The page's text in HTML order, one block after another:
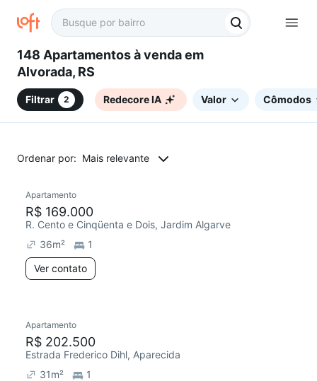
148 Apartamentos à venda em
Alvorada, RS
Filtrar 2 Redecore IA Valor Cômodos
Ordenar por: Mais relevante
Redecorar
Apartamento
R$ 169.000
R. Cento e Cinqüenta e Dois, Jardim Algarve
36m²
1
Ver contato
Apartamento
R$ 202.500
Estrada Frederico Dihl, Aparecida
31m²
1